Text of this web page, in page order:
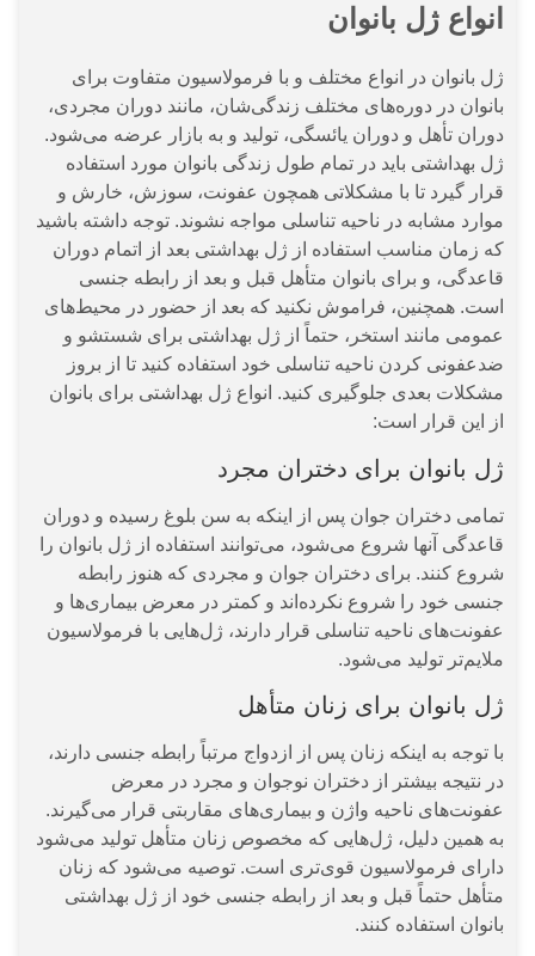
انواع ژل بانوان
ژل بانوان در انواع مختلف و با فرمولاسیون متفاوت برای
بانوان در دوره‌های مختلف زندگی‌شان، مانند دوران مجردی،
دوران تأهل و دوران یائسگی، تولید و به بازار عرضه می‌شود.
ژل بهداشتی باید در تمام طول زندگی بانوان مورد استفاده
قرار گیرد تا با مشکلاتی همچون عفونت، سوزش، خارش و
موارد مشابه در ناحیه تناسلی مواجه نشوند. توجه داشته باشید
که زمان مناسب استفاده از ژل بهداشتی بعد از اتمام دوران
قاعدگی، و برای بانوان متأهل قبل و بعد از رابطه جنسی
است. همچنین، فراموش نکنید که بعد از حضور در محیط‌های
عمومی مانند استخر، حتماً از ژل بهداشتی برای شستشو و
ضدعفونی کردن ناحیه تناسلی خود استفاده کنید تا از بروز
مشکلات بعدی جلوگیری کنید. انواع ژل بهداشتی برای بانوان
از این قرار است:
ژل بانوان برای دختران مجرد
تمامی دختران جوان پس از اینکه به سن بلوغ رسیده و دوران
قاعدگی آنها شروع می‌شود، می‌توانند استفاده از ژل بانوان را
شروع کنند. برای دختران جوان و مجردی که هنوز رابطه
جنسی خود را شروع نکرده‌اند و کمتر در معرض بیماری‌ها و
عفونت‌های ناحیه تناسلی قرار دارند، ژل‌هایی با فرمولاسیون
ملایم‌تر تولید می‌شود.
ژل بانوان برای زنان متأهل
با توجه به اینکه زنان پس از ازدواج مرتباً رابطه جنسی دارند،
در نتیجه بیشتر از دختران نوجوان و مجرد در معرض
عفونت‌های ناحیه واژن و بیماری‌های مقاربتی قرار می‌گیرند.
به همین دلیل، ژل‌هایی که مخصوص زنان متأهل تولید می‌شود
دارای فرمولاسیون قوی‌تری است. توصیه می‌شود که زنان
متأهل حتماً قبل و بعد از رابطه جنسی خود از ژل بهداشتی
بانوان استفاده کنند.